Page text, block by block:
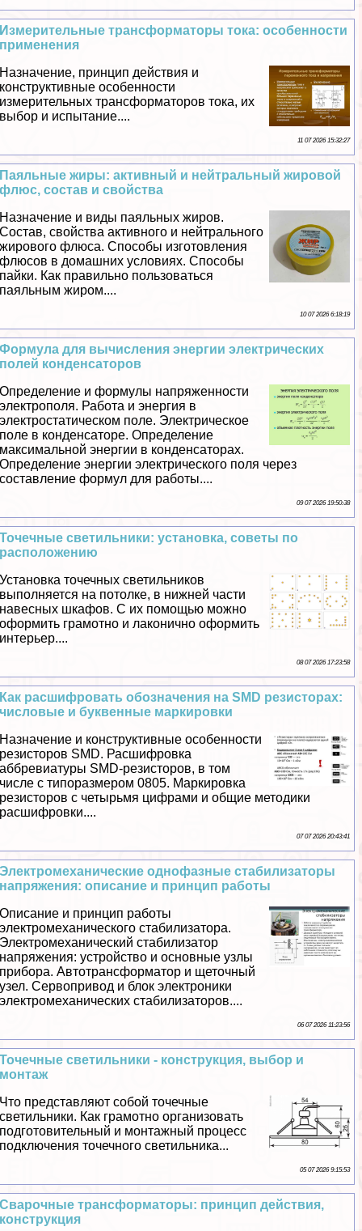
Измерительные трaнcформаторы тока: особенности
применения
Назначение, принцип действия и
конструктивные особенности
измерительных трaнcформаторов тока, их
выбор и испытание....
11 07 2026 15:32:27
Паяльные жиры: активный и нейтральный жировой
флюс, состав и свойства
Назначение и виды паяльных жиров.
Состав, свойства активного и нейтрального
жирового флюса. Способы изготовления
флюсов в домашних условиях. Способы
пайки. Как правильно пользоваться
паяльным жиром....
10 07 2026 6:18:19
Формула для вычисления энергии электрических
полей конденсаторов
Определение и формулы напряженности
электрополя. Работа и энергия в
электростатическом поле. Электрическое
поле в конденсаторе. Определение
максимальной энергии в конденсаторах.
Определение энергии электрического поля через
составление формул для работы....
09 07 2026 19:50:38
Точечные светильники: установка, советы по
расположению
Установка точечных светильников
выполняется на потолке, в нижней части
навесных шкафов. С их помощью можно
оформить грамотно и лаконично оформить
интерьер....
08 07 2026 17:23:58
Как расшифровать обозначения на SMD резисторах:
числовые и буквенные маркировки
Назначение и конструктивные особенности
резисторов SMD. Расшифровка
аббревиатуры SMD-резисторов, в том
числе с типоразмером 0805. Маркировка
резисторов с четырьмя цифрами и общие методики
расшифровки....
07 07 2026 20:43:41
Электромеханические однофазные стабилизаторы
напряжения: описание и принцип работы
Описание и принцип работы
электромеханического стабилизатора.
Электромеханический стабилизатор
напряжения: устройство и основные узлы
прибора. Автотрaнcформатор и щеточный
узел. Сервопривод и блок электроники
электромеханических стабилизаторов....
06 07 2026 11:23:56
Точечные светильники - конструкция, выбор и
монтаж
Что представляют собой точечные
светильники. Как грамотно организовать
подготовительный и монтажный процесс
подключения точечного светильника...
05 07 2026 9:15:53
Сварочные трaнcформаторы: принцип действия,
конструкция